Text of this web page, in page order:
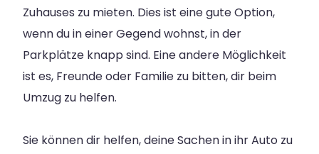
Zuhauses zu mieten. Dies ist eine gute Option,
wenn du in einer Gegend wohnst, in der
Parkplätze knapp sind. Eine andere Möglichkeit
ist es, Freunde oder Familie zu bitten, dir beim
Umzug zu helfen.
Sie können dir helfen, deine Sachen in ihr Auto zu